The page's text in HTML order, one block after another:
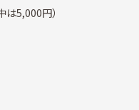
5,000円）